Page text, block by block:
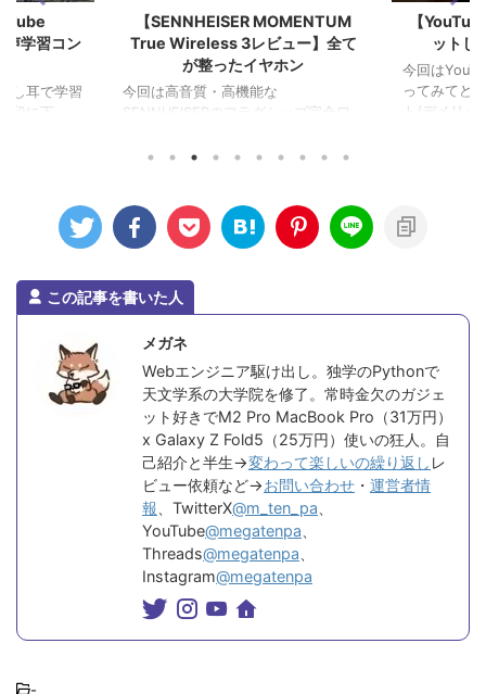
学習コン
し耳で学習
段に下 ...
【SENNHEISER MOMENTUM
True Wireless 3レビュー】全て
が整ったイヤホン
今回は高音質・高機能な
SENNHEISERのフラグシップ完全ワ
【
ットし
今回は
ってみてど
ト/デメリッ
この記事を書いた人
メガネ
Webエンジニア駆け出し。独学のPythonで
天文学系の大学院を修了。常時金欠のガジェ
ット好きでM2 Pro MacBook Pro（31万円）
x Galaxy Z Fold5（25万円）使いの狂人。自
己紹介と半生→変わって楽しいの繰り返し レ
ビュー依頼など→お問い合わせ ・ 運営者情
報 、TwitterX@m_ten_pa
YouTube@megatenpa
Threads@megatenpa
Instagram@megatenpa
-